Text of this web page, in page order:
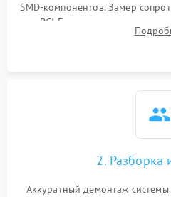
SMD-компонентов. Замер
PCI-E и дополнительных
короткое замыкание
2. Разборка
Аккуратный демонтаж